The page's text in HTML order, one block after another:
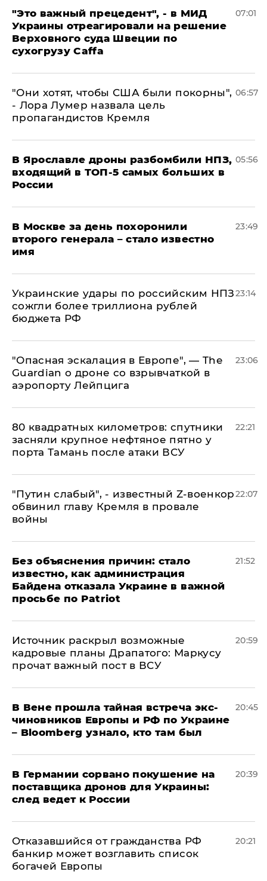
"Это важный прецедент", - в МИД
Украины отреагировали на решение
Верховного суда Швеции по
сухогрузу Caffa
07:01
"Они хотят, чтобы США были покорны",
- Лора Лумер назвала цель
пропагандистов Кремля
06:57
В Ярославле дроны разбомбили НПЗ,
входящий в ТОП-5 самых больших в
России
05:56
В Москве за день похоронили
второго генерала – стало известно
имя
23:49
Украинские удары по российским НПЗ
сожгли более триллиона рублей
бюджета РФ
23:14
"Опасная эскалация в Европе", — The
Guardian о дроне со взрывчаткой в
аэропорту Лейпцига
23:06
80 квадратных километров: спутники
засняли крупное нефтяное пятно у
порта Тамань после атаки ВСУ
22:21
​"Путин слабый", - известный Z-военкор
обвинил главу Кремля в провале
войны
22:07
Без объяснения причин: стало
известно, как администрация
Байдена отказала Украине в важной
просьбе по Patriot
21:52
​Источник раскрыл возможные
кадровые планы Драпатого: Маркусу
прочат важный пост в ВСУ
20:59
В Вене прошла тайная встреча экс-
чиновников Европы и РФ по Украине
– Bloomberg узнало, кто там был
20:45
​В Германии сорвано покушение на
поставщика дронов для Украины:
след ведет к России
20:39
Отказавшийся от гражданства РФ
банкир может возглавить список
богачей Европы
20:21